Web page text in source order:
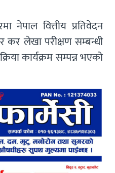
नेपाल वित्तीय प्रतिवेदन
लेखा परीक्षण सम्बन्धी
कार्यक्रम सम्पन्न भएको